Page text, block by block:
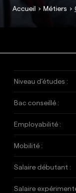
Accueil Métiers
Niveau d’études :
Bac conseillé :
Employabilité :
Mobilité :
Salaire débutant :
Salaire